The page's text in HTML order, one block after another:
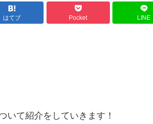
はてブ Pocket LINE
いて紹介をしていきます！